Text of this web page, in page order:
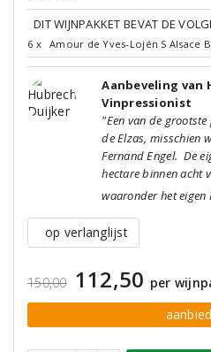
DIT WIJNPAKKET BEVAT DE
6 x Amour de Yves-Lojén S Alsace
Aanbeveling van
Vinpressionist
"Een van de
de Elzas, misschien
Fernand Engel. De
hectare binnen acht
waaronder het eigen
op verlanglijst
150,00 112,50 per